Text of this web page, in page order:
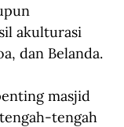
akulturasi
dan Belanda.
masjid
tengah